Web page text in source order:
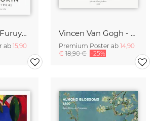
Blau-weißer Furuya Korin Druck aus Shima-Shima
ab 15,90
Vincen Van Gogh - Sonnenblumen
Premium Poster ab 14,90
€ 18,90 € -25%